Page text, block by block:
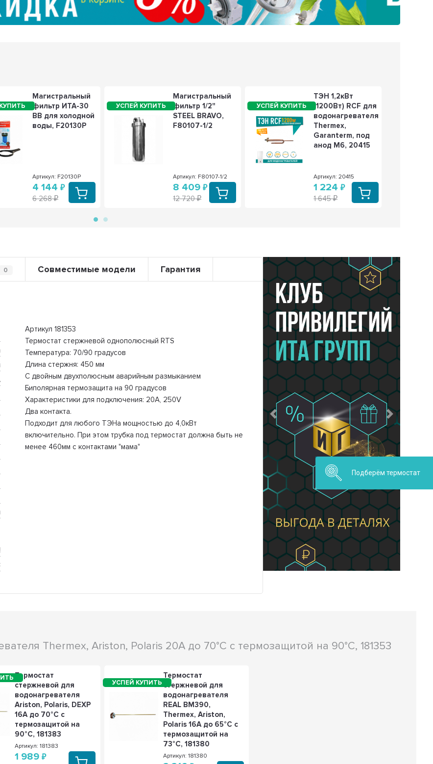
Магистральный
фильтр ИТА-30
BB для холодной
воды, F20130P
Артикул: F20130P
4 144
6 268
Магистральный
фильтр 1/2"
STEEL BRAVO,
F80107-1/2
Артикул: F80107-1/2
8 409
12 720
ТЭН 1,2кВт
(1200Вт) RCF для
водонагревателя
Thermex,
Garanterm, под
анод М6, 20415
Артикул: 20415
1 224
1 645
0 Совместимые модели Гарантия
Артикул 181353
Термостат стержневой однополюсный RTS
Температура: 70/90 градусов
Длина стержня: 450 мм
С двойным двухполюсным аварийным размыканием
Биполярная термозащита на 90 градусов
Характеристики для подключения: 20А, 250V
Два контакта.
Подходит для любого ТЭНа мощностью до 4,0кВт
включительно. При этом трубка под термостат должна быть не
менее 460мм с контактами "мама"
Предыдущий Следующий
Thermex, Ariston, Polaris 20A до 70°С с термозащитой на 90°С, 181353
Термостат
стержневой для
водонагревателя
Ariston, Polaris, DEXP
16А до 70°С с
термозащитой на
90°С, 181383
Артикул: 181383
1 989
Термостат
стержневой для
водонагревателя
REAL BM390,
Thermex, Ariston,
Polaris 16А до 65°С с
термозащитой на
73°С, 181380
Артикул: 181380
Подберём термостат